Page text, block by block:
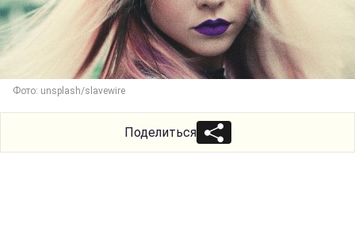
Фото: unsplash/slavewire
Поделиться